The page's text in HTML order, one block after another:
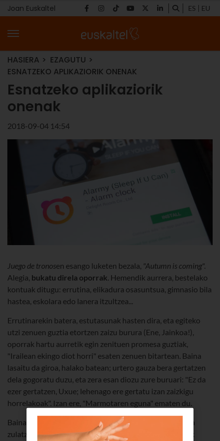
Joan Euskaltel ES EU
HASIERA
EZAGUTU
ESNATZEKO APLIKAZIORIK ONENAK
Esnatzeko aplikaziorik
onenak
2018-09-04 14:54
Juego de tronosen esango luketen bezala, "Autumn is coming".
Alegia, bukatu direla oporrak. Hemendik aurrera, bestelako
kontuak ditugu: errutina, elikadura osasuntsua, gimnasio bila
hastea, eskolara edo lanera itzultzea...
Errutinarekin batera, estutasunak hasten dira, eta egiteko
utzi zenuen guztia etortzen zaizu burura (Ene, Jainkoa!),
oporrak hartu aurretik egin zenituen promesa guztiak,
"Irailean ekingo diot horri" esaten zenuen bitartean. Baina
lasaitu da giroa, halako batean; urtero gauza bera gertatzen
dela gogoratu duzu, eta zera esan diozu zure buruari: "Ez da
ezer gertatzen, Uxue; lehenago ere gertatu izan zaizkigu
horrelakoak". Izan ere, "Marmotaren eguna" ematen du.
Baina gauza batek zure onetik ateratzen zaitu, eta burua
zulatzen, txindatak jotzen ari den tximu mekaniko batek